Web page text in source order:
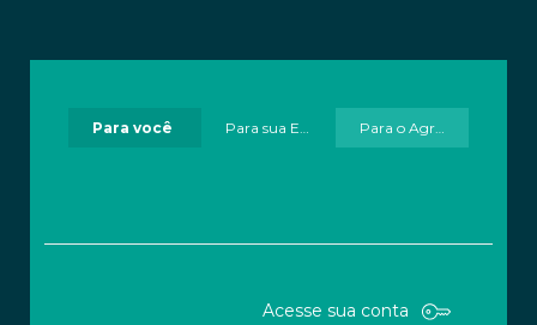
Para você Para sua Empresa Para o Agronegócio
Acesse sua conta